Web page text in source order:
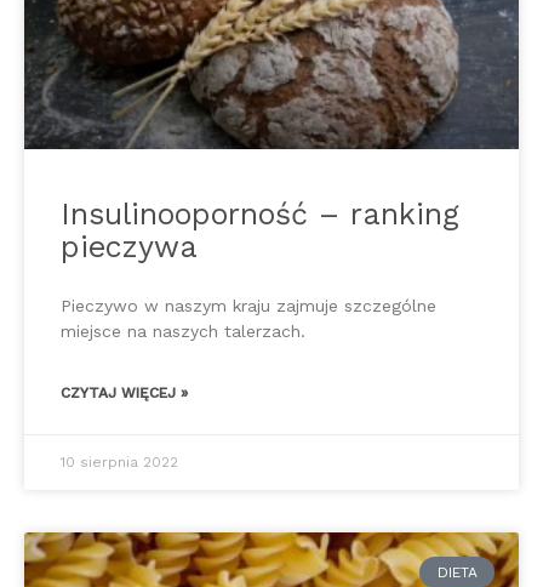
Insulinooporność – ranking
pieczywa
Pieczywo w naszym kraju zajmuje szczególne
miejsce na naszych talerzach.
CZYTAJ WIĘCEJ »
10 sierpnia 2022
DIETA